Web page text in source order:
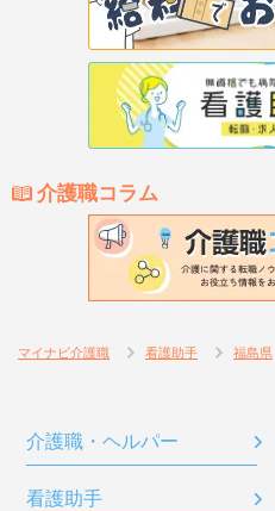
介護職コラム
マイナビ介護職 看護助手 福島県
介護職・ヘルパー
看護助手